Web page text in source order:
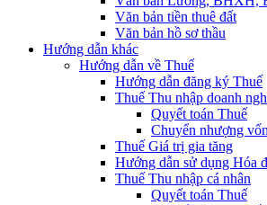
Văn bản tiền thuê đất
Văn bản hồ sơ thầu
Hướng dẫn khác
Hướng dẫn về Thuế
Hướng dẫn đăng ký Thuế
Thuế Thu nhập doanh
Quyết toán Thuế
Chuyển nhượng
Thuế Giá trị gia tăng
Hướng dẫn sử dụng Hóa
Thuế Thu nhập cá nhân
Quyết toán Thuế